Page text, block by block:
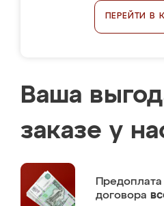
ПЕРЕЙТИ В
Ваша
заказе у
Предоплата
договора